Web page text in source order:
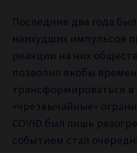
Последние два года
наихудших импульсов
реакции на них
позволил якобы
трансформироваться в
«чрезвычайные»
COVID был лишь
событием стал